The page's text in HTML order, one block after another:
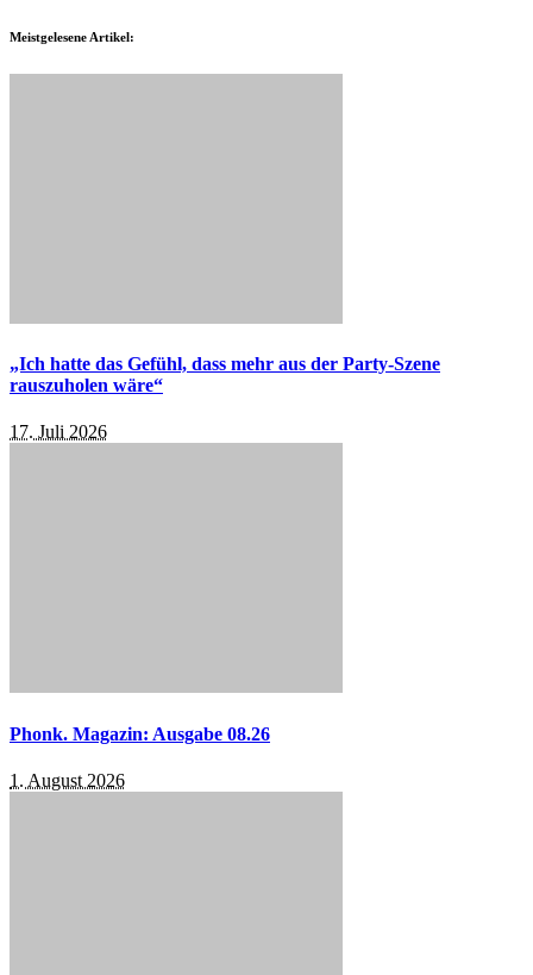
Meistgelesene Artikel:
„Ich hatte das Gefühl, dass mehr aus der Party-Szene
rauszuholen wäre“
17. Juli 2026
Phonk. Magazin: Ausgabe 08.26
1. August 2026